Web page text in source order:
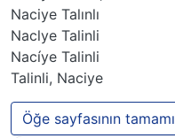
Naciye Talınlı
Naclye Talinli
Nacíye Talinli
Talinli, Naciye
Öğe sayfasının tamamı